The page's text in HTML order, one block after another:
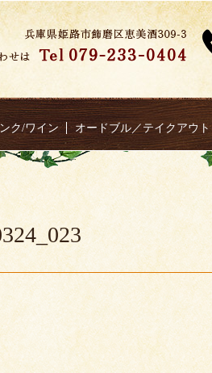
ク/ワイン オードブル／テイクアウト